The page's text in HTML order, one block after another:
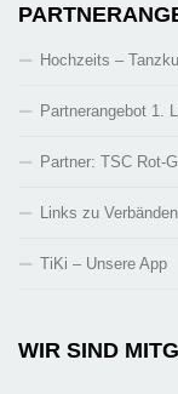
Hochzeits –
Partnerangebot 1.
Partner: TSC Rot-
Links zu
TiKi – Unsere App
WIR SIND